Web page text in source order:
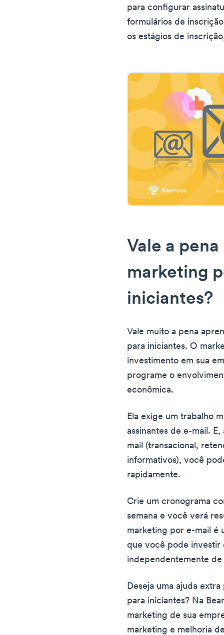
para configurar
formulários de
os estágios de
Vale a
marketing
iniciantes?
Vale muito a pena
para iniciantes. O
investimento em sua
programe o
econômica.
Ela exige um trabalho
assinantes de e-mail.
mail (transacional,
informativos), você
rapidamente.
Crie um cronograma
semana e você verá
marketing por e-mail é
que você pode investir
independentemente de
Deseja uma ajuda
para iniciantes? Na
marketing de sua
marketing e melhoria